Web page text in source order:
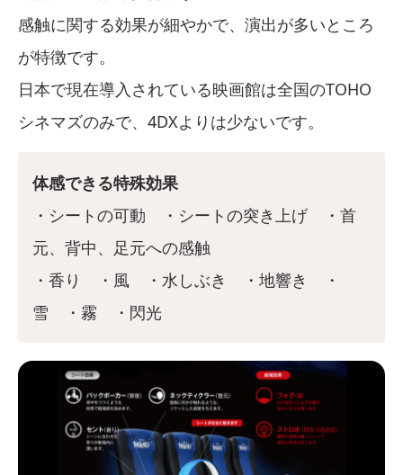
感触に関する効果が細やかで、演出が多いところ
が特徴です。
日本で現在導入されている映画館は全国のTOHO
シネマズのみで、4DXよりは少ないです。
体感できる特殊効果
・シートの可動 ・シートの突き上げ ・首
元、背中、足元への感触
・香り ・風 ・水しぶき ・地響き ・
雪 ・霧 ・閃光